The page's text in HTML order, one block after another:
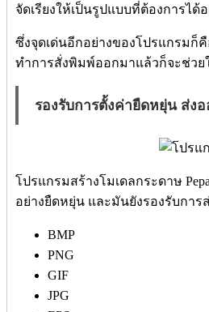
จัดเรียงให้เป็นรูปแบบที่ต้องการได้
ซึ่งจุดเด่นอีกอย่างของโปรแกรมก็
ทำการสั่งพิมพ์ออกมาแล้วก็จะช่วย
รองรับการตั้งค่ายืดหยุ่น ส่ง
โปรแกรมสร้างโมเดลกระดาษ
อย่างยืดหยุ่น และมันยังรองรับกา
BMP
PNG
GIF
JPG